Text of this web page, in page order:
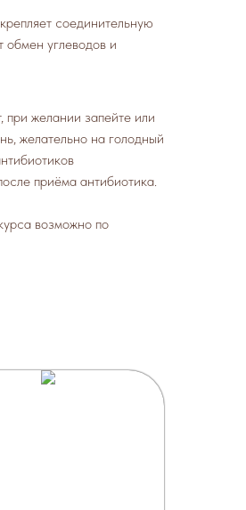
соединительную
обмен углеводов и
при желании запейте или
желательно на голодный
приёма антибиотика.
возможно по